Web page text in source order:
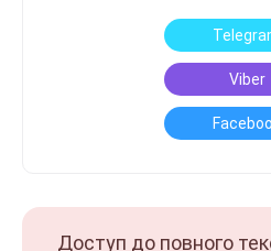
Viber
Доступ до повного